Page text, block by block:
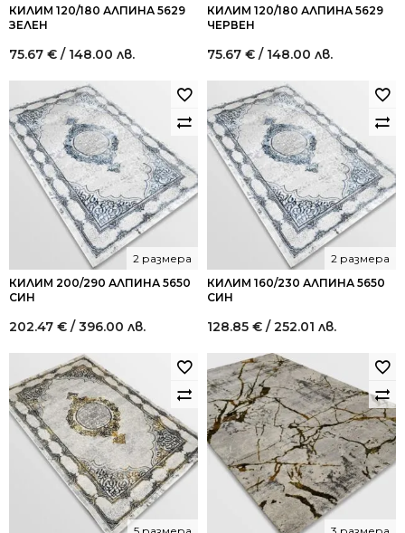
КИЛИМ 120/180 АЛПИНА 5629
ЗЕЛЕН
75.67 € / 148.00 лв.
КИЛИМ 120/180 АЛПИНА 5629
ЧЕРВЕН
75.67 € / 148.00 лв.
КИЛИМ 200/290 АЛПИНА 5650
СИН
2 размера
202.47 € / 396.00 лв.
КИЛИМ 160/230 АЛПИНА 5650
СИН
2 размера
128.85 € / 252.01 лв.